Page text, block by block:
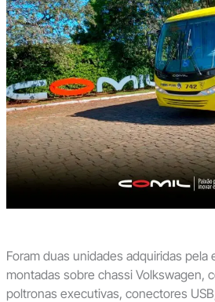
Foram duas unidades adquiridas pela
montadas sobre chassi Volkswagen,
poltronas executivas, conectores